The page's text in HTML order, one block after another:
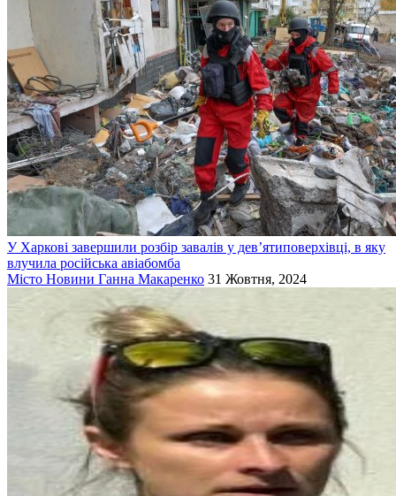
У Харкові завершили розбір завалів у дев’ятиповерхівці, в яку
влучила російська авіабомба
Місто Новини Ганна Макаренко 31 Жовтня, 2024